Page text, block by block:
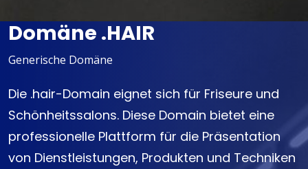
Domäne .HAIR
Generische Domäne
Die .hair-Domain eignet sich für Friseure und
Schönheitssalons. Diese Domain bietet eine
professionelle Plattform für die Präsentation
von Dienstleistungen, Produkten und Techniken